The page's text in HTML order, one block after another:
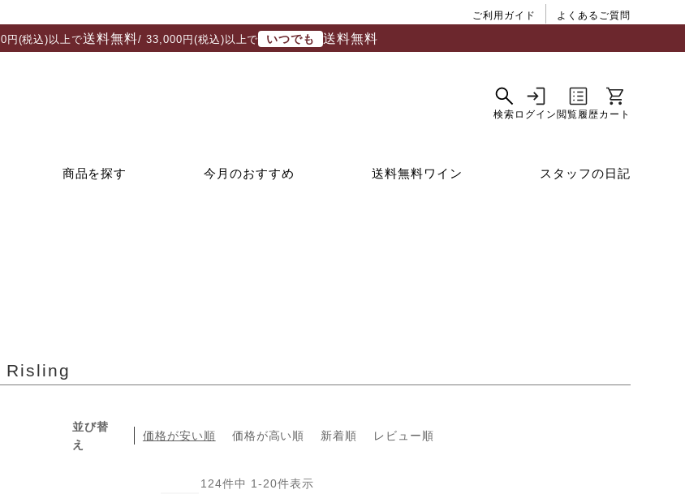
ご利用ガイド よくあるご質問
円(税込)以上で送料無料/ 33,000円(税込)以上で いつでも 送料無料
商品を探す 今月のおすすめ 送料無料ワイン スタッフの日記
Risling
並び替
え
価格が安い順 価格が高い順 新着順 レビュー順
124件中 1 -20件表示